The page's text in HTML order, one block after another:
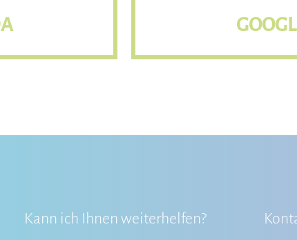
Kann ich Ihnen weiterhelfen?